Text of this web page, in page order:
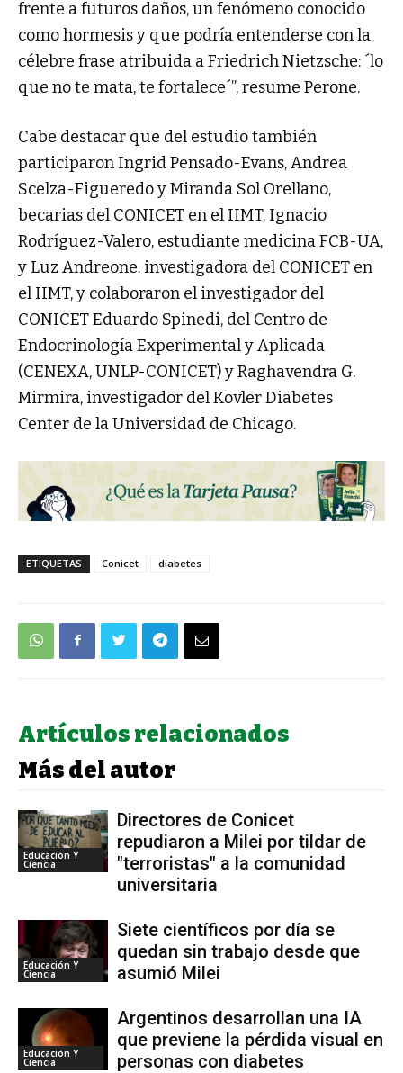
frente a futuros daños, un fenómeno conocido
como hormesis y que podría entenderse con la
célebre frase atribuida a Friedrich Nietzsche: ´lo
que no te mata, te fortalece´”, resume Perone.
Cabe destacar que del estudio también
participaron Ingrid Pensado-Evans, Andrea
Scelza-Figueredo y Miranda Sol Orellano,
becarias del CONICET en el IIMT, Ignacio
Rodríguez-Valero, estudiante medicina FCB-UA,
y Luz Andreone. investigadora del CONICET en
el IIMT, y colaboraron el investigador del
CONICET Eduardo Spinedi, del Centro de
Endocrinología Experimental y Aplicada
(CENEXA, UNLP-CONICET) y Raghavendra G.
Mirmira, investigador del Kovler Diabetes
Center de la Universidad de Chicago.
ETIQUETAS Conicet diabetes
Artículos relacionados
Más del autor
Educación Y
Ciencia
Directores de Conicet
repudiaron a Milei por tildar de
"terroristas" a la comunidad
universitaria
Educación Y
Ciencia
Siete científicos por día se
quedan sin trabajo desde que
asumió Milei
Educación Y
Ciencia
Argentinos desarrollan una IA
que previene la pérdida visual en
personas con diabetes